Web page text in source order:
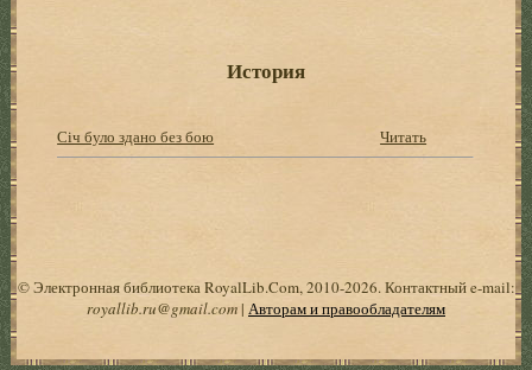
История
Січ було здано без бою Читать
© Электронная библиотека RoyalLib.Com, 2010-2026. Контактный e-mail:
royallib.ru@gmail.com| Авторам и правообладателям